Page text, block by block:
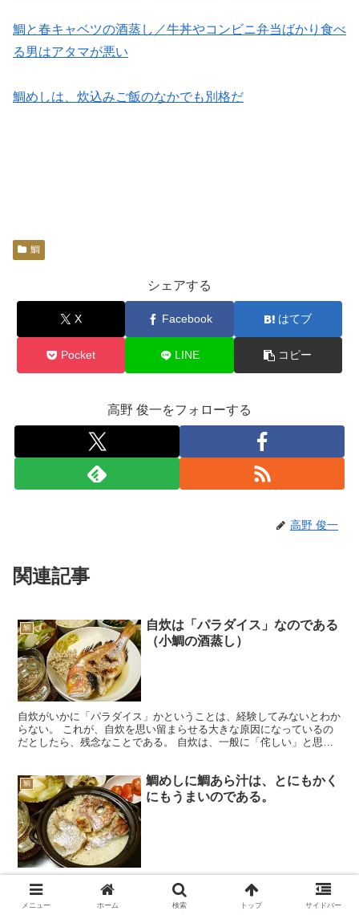
鯛と春キャベツの酒蒸し／牛丼やコンビニ弁当ばかり食べ
る男はアタマが悪い
鯛めしは、炊込みご飯のなかでも別格だ
鯛
シェアする
X Facebook はてブ
Pocket LINE コピー
高野 俊一をフォローする
高野 俊一
関連記事
鯛
自炊は「パラダイス」なのである
（小鯛の酒蒸し）
自炊がいかに「パラダイス」かということは、経験してみないとわか
らない。 これが、自炊を思い留まらせる大きな原因になっているの
だとしたら、残念なことである。 自炊は、一般に「侘しい」と思う
鯛
鯛めしに鯛あら汁は、とにもかく
にもうまいのである。
鯛のあらが買ってあり、これをどのように食べるか考えた。まずはあ
ら炊きが定番で、ごぼうを入れ、さらにそうめんも添えるとうまい。
酒蒸しやあら汁もやはり定番になるだろうが、きのうはもう一択で、
メニュー ホーム 検索 トップ サイドバー